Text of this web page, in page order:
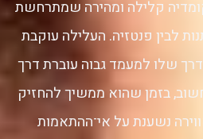
הוא קומדיה קלילה ומהירה שמתרחשת
לבין פנטזיה. העלילה עוקבת
שלו למעמד גבוה עוברת דרך
בזמן שהוא ממשיך להחזיק
נשענת על אי־ההתאמות